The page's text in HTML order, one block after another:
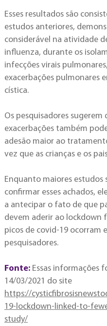
Esses resultados são
estudos anteriores,
considerável na atividade
influenza, durante os
infecções virais
exacerbações pulmonares
cística.
Os pesquisadores sugerem
exacerbações também
adesão maior ao
vez que as crianças e os
Enquanto maiores estudos
confirmar esses achados,
a antecipar o fato de que
devem aderir ao lockdown
picos de covid-19 ocorram
pesquisadores.
Fonte: Essas informações
14/03/2021 do site
https://
19-lockdown-linked-to-
study/